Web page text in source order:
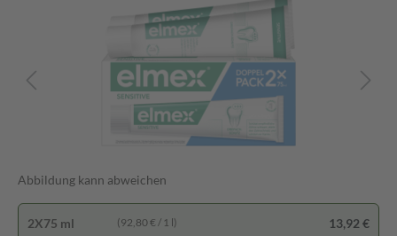
Abbildung kann abweichen
2X75 ml (92,80 € / 1 l) 13,92 €